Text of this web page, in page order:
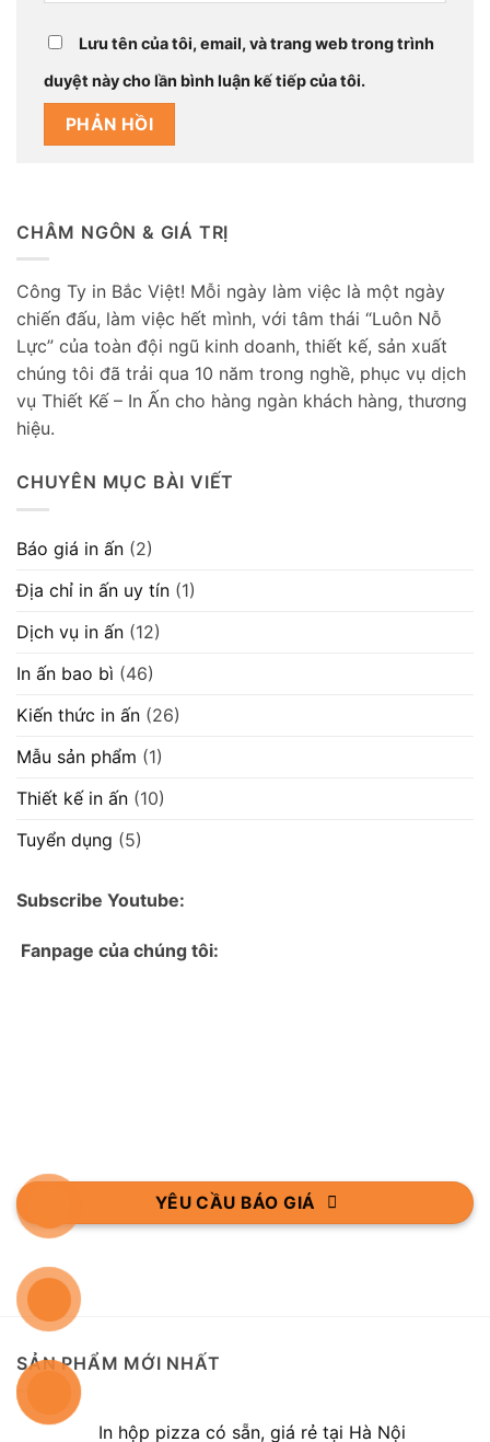
Lưu tên của tôi, email, và trang web trong trình
duyệt này cho lần bình luận kế tiếp của tôi.
CHÂM NGÔN & GIÁ TRỊ
Công Ty in Bắc Việt! Mỗi ngày làm việc là một ngày
chiến đấu, làm việc hết mình, với tâm thái “Luôn Nỗ
Lực” của toàn đội ngũ kinh doanh, thiết kế, sản xuất
chúng tôi đã trải qua 10 năm trong nghề, phục vụ dịch
vụ Thiết Kế – In Ấn cho hàng ngàn khách hàng, thương
hiệu.
CHUYÊN MỤC BÀI VIẾT
Báo giá in ấn (2)
Địa chỉ in ấn uy tín (1)
Dịch vụ in ấn (12)
In ấn bao bì (46)
Kiến thức in ấn (26)
Mẫu sản phẩm (1)
Thiết kế in ấn (10)
Tuyển dụng (5)
Subscribe Youtube:
Fanpage của chúng tôi:
YÊU CẦU BÁO GIÁ
SẢN PHẨM MỚI NHẤT
In hộp pizza có sẵn, giá rẻ tại Hà Nội